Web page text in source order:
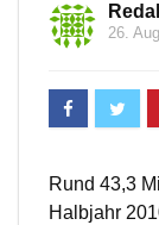
26.
Rund 43,3
Halbjahr